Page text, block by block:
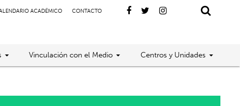
ACADÉMICO CONTACTO
Vinculación con el Medio Centros y Unidades